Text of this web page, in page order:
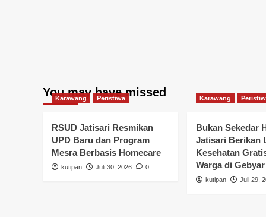
You may have missed
Karawang Peristiwa
RSUD Jatisari Resmikan
UPD Baru dan Program
Mesra Berbasis Homecare
kutipan Juli 30, 2026 0
Karawang
Bukan Sekedar
Jatisari Berikan
Kesehatan
Warga di
kutipan Juli 29,